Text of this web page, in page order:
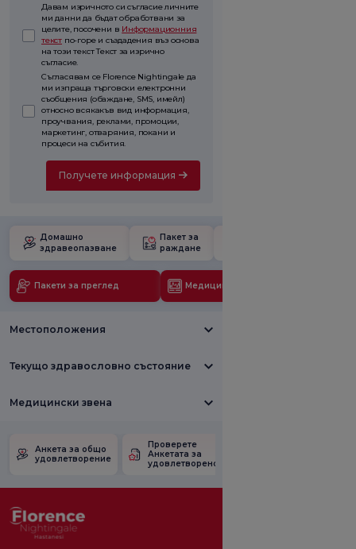
Давам изричното си съгласие личните
ми данни да бъдат обработвани за
целите, посочени в Информационния
текст по-горе и създадения въз основа
на този текст Текст за изрично
съгласие.
Съгласявам се Florence Nightingale да
ми изпраща търговски електронни
съобщения (обаждане, SMS, имейл)
относно всякакъв вид информация,
проучвания, реклами, промоции,
маркетинг, отваряния, покани и
процеси на събития.
Получете информация
Домашно
здравеопазване
Пакет за
раждане
Пакети за преглед Медицински технологии
Местоположения
Текущо здравословно състояние
Медицински звена
Анкета за общо
удовлетворение
Проверете
Анкетата за
удовлетвореност.